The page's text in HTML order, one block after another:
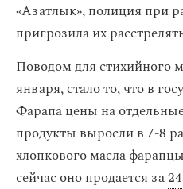
«Азатлык», полиция при
пригрозила их
Поводом для стихийного
января, стало то, что в
Фарапа цены на
продукты выросли в 7-8
хлопкового масла
сейчас оно продается за